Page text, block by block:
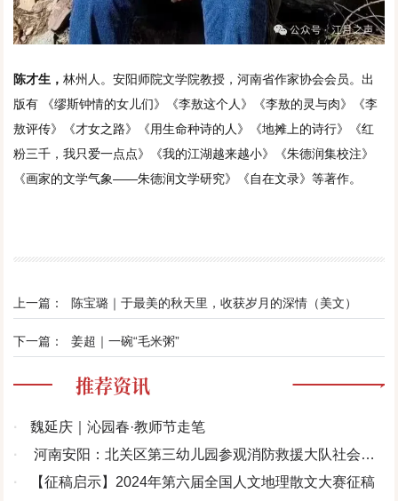
推荐资讯
·
魏延庆｜沁园春·教师节走笔
·
河南安阳：北关区第三幼儿园参观消防救援大队社会实
践活动
·
【征稿启示】2024年第六届全国人文地理散文大赛征稿
陈才生， 林州人。安阳师院文学院教授，河南省作家协会会员。出
版有 《缪斯钟情的女儿们》《李敖这个人》《李敖的灵与肉》《李
敖评传》《才女之路》《用生命种诗的人》《地摊上的诗行》《红
粉三千，我只爱一点点》《我的江湖越来越小》《朱德润集校注》
《画家的文学气象——朱德润文学研究》《自在文录》等著作。
上一篇： 陈宝璐｜于最美的秋天里，收获岁月的深情（美文）
下一篇： 姜超｜一碗“毛米粥”